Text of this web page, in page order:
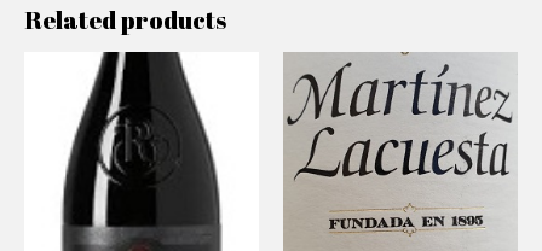
Related products